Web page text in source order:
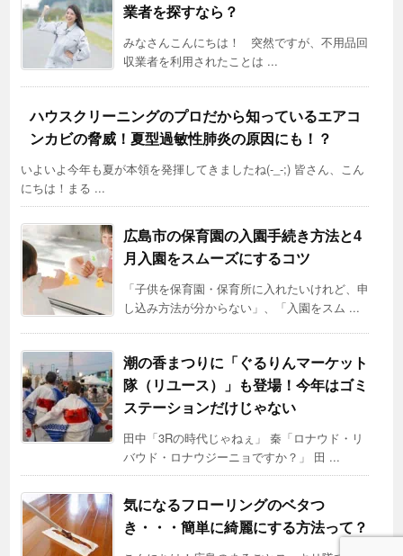
業者を探すなら？
みなさんこんにちは！ 突然ですが、不用品回
収業者を利用されたことは ...
ハウスクリーニングのプロだから知っているエアコ
ンカビの脅威！夏型過敏性肺炎の原因にも！？
いよいよ今年も夏が本領を発揮してきましたね(-_-;) 皆さん、こん
にちは！まる ...
広島市の保育園の入園手続き方法と4
月入園をスムーズにするコツ
「子供を保育園・保育所に入れたいけれど、申
し込み方法が分からない」、「入園をスム ...
潮の香まつりに「ぐるりんマーケット
隊（リユース）」も登場！今年はゴミ
ステーションだけじゃない
田中「3Rの時代じゃねぇ」 秦「ロナウド・リ
バウド・ロナウジーニョですか？」 田 ...
気になるフローリングのベタつ
き・・・簡単に綺麗にする方法って？